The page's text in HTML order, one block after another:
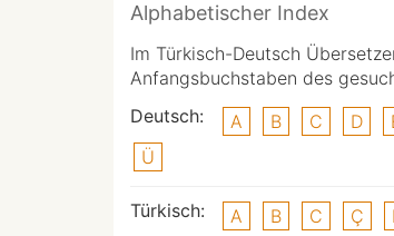
Alphabetischer Index
Im Türkisch-Deutsch
Anfangsbuchstaben des
Deutsch:
A B C D
Ü
Türkisch: A B C Ç